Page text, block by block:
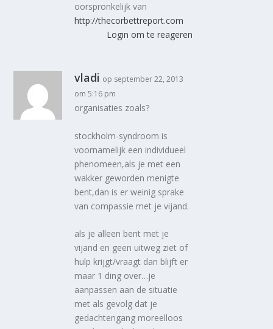
oorspronkelijk van
http://thecorbettreport.com
Login om te reageren
vladi op september 22, 2013
om 5:16 pm
organisaties zoals?
stockholm-syndroom is
voornamelijk een individueel
phenomeen,als je met een
wakker geworden menigte
bent,dan is er weinig sprake
van compassie met je vijand.
als je alleen bent met je
vijand en geen uitweg ziet of
hulp krijgt/vraagt dan blijft er
maar 1 ding over…je
aanpassen aan de situatie
met als gevolg dat je
gedachtengang moreelloos